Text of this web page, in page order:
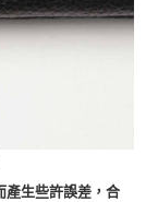
產生些許誤差，合